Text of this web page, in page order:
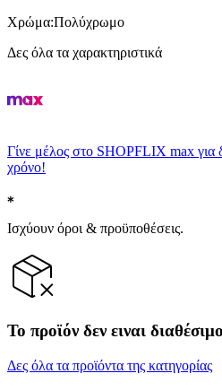
Χρώμα:Πολύχρωμο
Δες όλα τα χαρακτηριστικά
Γίνε μέλος στο SHOPFLIX max για
χρόνο!
Ισχύουν όροι & προϋποθέσεις.
Το προϊόν δεν ειναι διαθέσιμο
Δες όλα τα προϊόντα της κατηγορίας